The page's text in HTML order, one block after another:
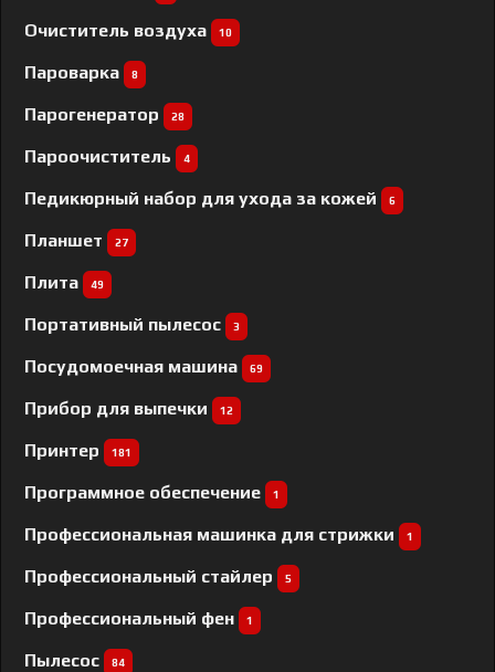
Очиститель воздуха 10
Пароварка 8
Парогенератор 28
Пароочиститель 4
Педикюрный набор для ухода за кожей 6
Планшет 27
Плита 49
Портативный пылесос 3
Посудомоечная машина 69
Прибор для выпечки 12
Принтер 181
Программное обеспечение 1
Профессиональная машинка для стрижки 1
Профессиональный cтайлер 5
Профессиональный фен 1
Пылесос 84